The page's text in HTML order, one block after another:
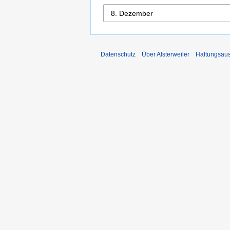
Datenschutz Über Alsterweiler